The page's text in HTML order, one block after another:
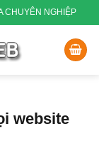
CHUYÊN NGHIỆP
website